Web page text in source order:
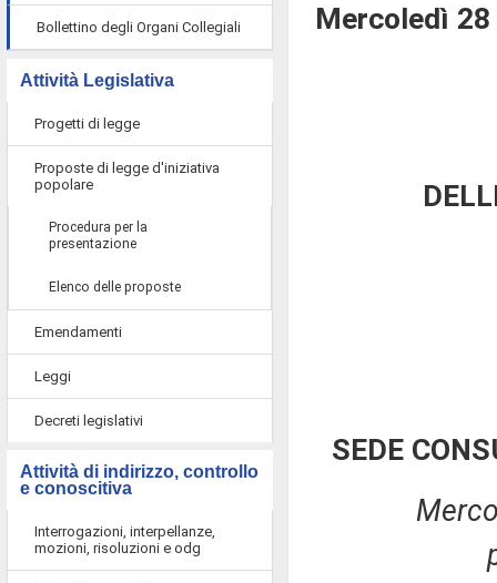
Bollettino degli Organi Collegiali
Attività Legislativa
Progetti di legge
Proposte di legge d'iniziativa
popolare
Procedura per la
presentazione
Elenco delle proposte
Emendamenti
Leggi
Decreti legislativi
Attività di indirizzo, controllo
e conoscitiva
Interrogazioni, interpellanze,
mozioni, risoluzioni e odg
Mercoledì
SEDE